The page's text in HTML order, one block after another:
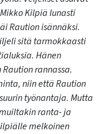
Kilpiä lunasti
Raution isännäksi.
sitä tarmokkaasti
Hänen
rannassa.
niin että Raution
työnantaja. Mutta
ranta- ja
melkoinen